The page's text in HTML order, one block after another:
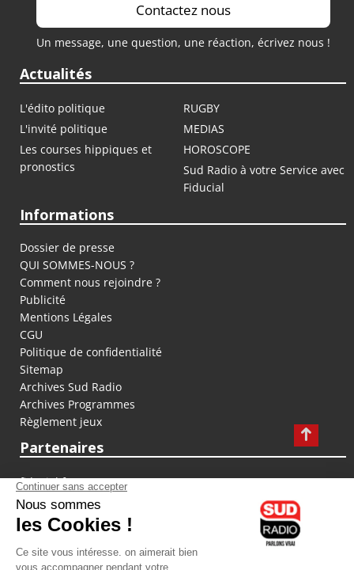
Contactez nous
Un message, une question, une réaction, écrivez nous !
Actualités
L'édito politique
RUGBY
L'invité politique
MEDIAS
Les courses hippiques et
pronostics
HOROSCOPE
Sud Radio à votre Service avec
Fiducial
Informations
Dossier de presse
QUI SOMMES-NOUS ?
Comment nous rejoindre ?
Publicité
Mentions Légales
CGU
Politique de confidentialité
Sitemap
Archives Sud Radio
Archives Programmes
Règlement jeux
Partenaires
fiducial.fr
lyoncapitale.fr
olympique-et-lyonnais.com
L'application Iphone / Android